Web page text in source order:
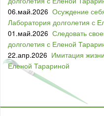
06.май.2026 Осуждение
Лаборатория долголетия с
01.май.2026 Следовать
долголетия с Еленой
22.апр.2026 Имитация
Еленой Тарариной